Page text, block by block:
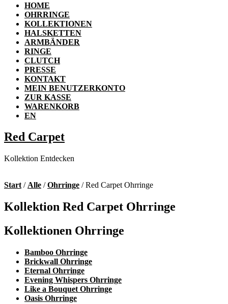
HOME
OHRRINGE
KOLLEKTIONEN
HALSKETTEN
ARMBÄNDER
RINGE
CLUTCH
PRESSE
KONTAKT
MEIN BENUTZERKONTO
ZUR KASSE
WARENKORB
EN
Red Carpet
Kollektion Entdecken
Start / Alle /Ohrringe / Red Carpet Ohrringe
Kollektion Red Carpet Ohrringe
Kollektionen Ohrringe
Bamboo Ohrringe
Brickwall Ohrringe
Eternal Ohrringe
Evening Whispers Ohrringe
Like a Bouquet Ohrringe
Oasis Ohrringe